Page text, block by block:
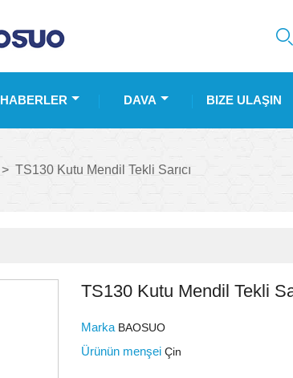

HABERLER DAVA BIZE ULAŞIN
> TS130 Kutu Mendil Tekli Sarıcı
TS130 Kutu Mendil Tekli
Marka BAOSUO
Ürünün menşeiÇin